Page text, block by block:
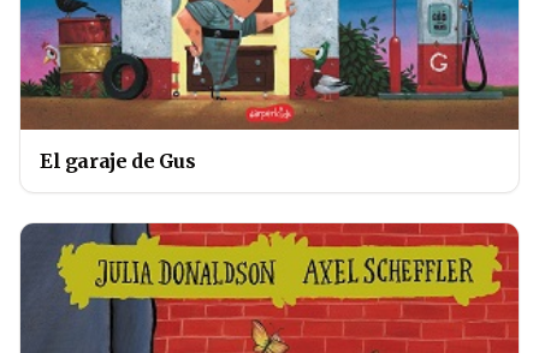
El garaje de Gus